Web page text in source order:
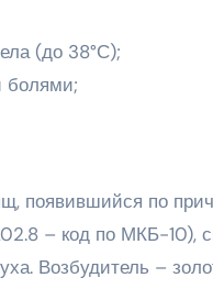
(до 38°С);
болями;
появившийся по
– код по МКБ-10),
Возбудитель –